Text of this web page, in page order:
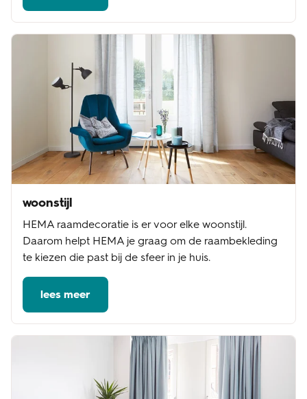
woonstijl
HEMA raamdecoratie is er voor elke woonstijl.
Daarom helpt HEMA je graag om de raambekleding
te kiezen die past bij de sfeer in je huis.
lees meer